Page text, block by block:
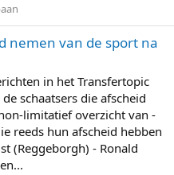
nemen van de sport na
in het Transfertopic
schaatsers die afscheid
limitatief overzicht van -
reeds hun afscheid hebben
(Reggeborgh) - Ronald